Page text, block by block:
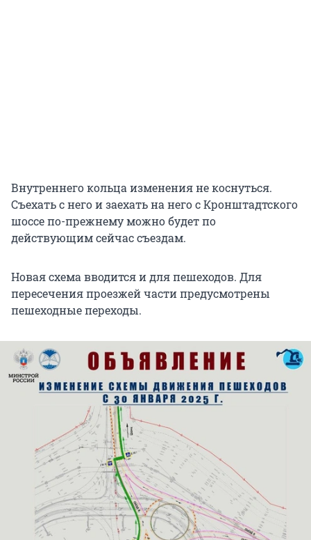
Внутреннего кольца изменения не коснуться.
Съехать с него и заехать на него с Кронштадтского
шоссе по-прежнему можно будет по
действующим сейчас съездам.
Новая схема вводится и для пешеходов. Для
пересечения проезжей части предусмотрены
пешеходные переходы.